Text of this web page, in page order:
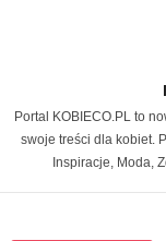
Portal KOBIECO.PL to
swoje treści dla kobiet.
Inspiracje, Moda,